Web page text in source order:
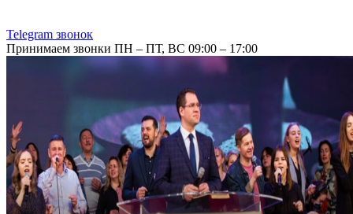
Telegram звонок
Принимаем звонки ПН – ПТ, ВС 09:00 – 17:00